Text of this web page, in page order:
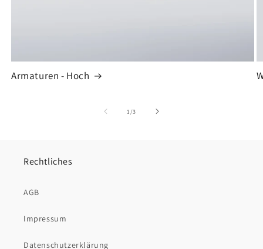
Armaturen - Hoch
1/von
3
Rechtliches
AGB
Impressum
Datenschutzerklärung